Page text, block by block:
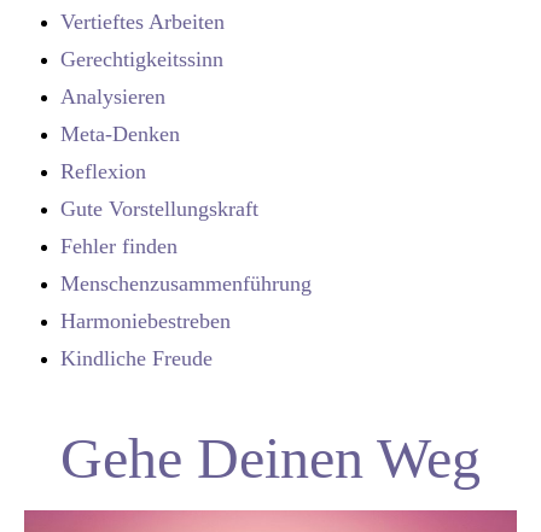
Vertieftes Arbeiten
Gerechtigkeitssinn
Analysieren
Meta-Denken
Reflexion
Gute Vorstellungskraft
Fehler finden
Menschenzusammenführung
Harmoniebestreben
Kindliche Freude
Gehe Deinen Weg